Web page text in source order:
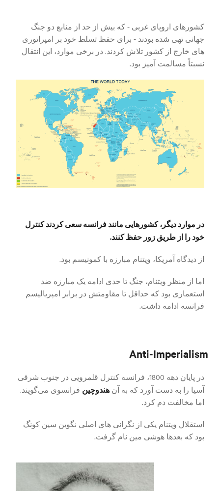
کشورهای اروپای غربی - که بیش از حد از منابع دو جنگ
جهانی تهی شده بودند - برای حفظ تسلط خود بر امپراتوری
های خارج از کشور تلاش کردند. در برخی موارد، این انتقال
نسبتاً مسالمت آمیز بود.
در موارد دیگر، کشورهایی مانند فرانسه سعی کردند کنترل
خود را از طریق زور حفظ کنند.
از دیدگاه آمریکا، ویتنام مبارزه با کمونیسم بود.
اما از منظر ویتنام، جنگ تا حدی ادامه یک مبارزه ضد
استعماری بود که حداقل تا مقاومتش در برابر امپریالیسم
فرانسه ادامه داشت.
Anti-Imperialism
در پایان دهه 1800، فرانسه کنترل قلمرویی در جنوب شرقی
آسیا را به دست آورد که به آن هندوچین فرانسوی می‌گویند.
اما مخالفت دم کرد.
استقلال ویتنام یکی از نگرانی های اصلی نگوین سین کونگ
بود که بعدها هوشی مین نام گرفت.